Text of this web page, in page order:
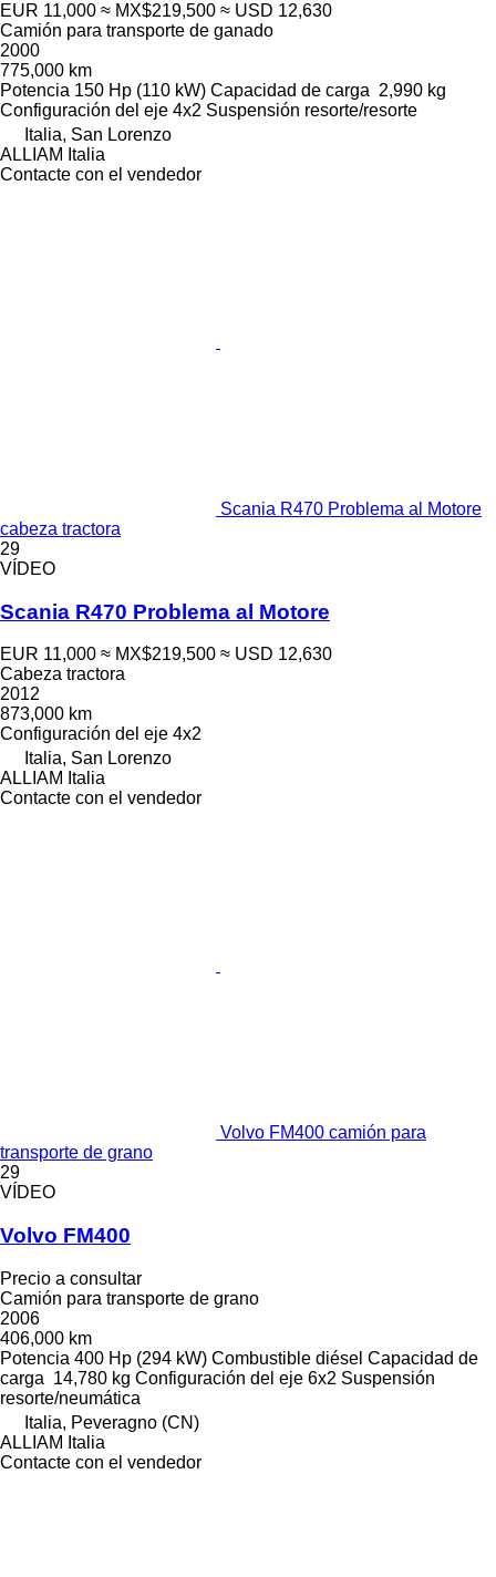
EUR 11,000 ≈ MX$219,500 ≈ USD 12,630
Camión para transporte de ganado
2000
775,000 km
Potencia 150 Hp (110 kW) Capacidad de carga 2,990 kg
Configuración del eje 4x2 Suspensión resorte/resorte
Italia, San Lorenzo
ALLIAM Italia
Contacte con el vendedor
Scania R470 Problema al Motore
cabeza tractora
29
VÍDEO
Scania R470 Problema al Motore
EUR 11,000 ≈ MX$219,500 ≈ USD 12,630
Cabeza tractora
2012
873,000 km
Configuración del eje 4x2
Italia, San Lorenzo
ALLIAM Italia
Contacte con el vendedor
Volvo FM400 camión para
transporte de grano
29
VÍDEO
Volvo FM400
Precio a consultar
Camión para transporte de grano
2006
406,000 km
Potencia 400 Hp (294 kW) Combustible diésel Capacidad de
carga 14,780 kg Configuración del eje 6x2 Suspensión
resorte/neumática
Italia, Peveragno (CN)
ALLIAM Italia
Contacte con el vendedor